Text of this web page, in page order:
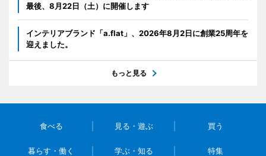
最後、8月22日（土）に開催します
インテリアブランド「a.flat」、2026年8月2日に創業25周年を
迎えました。
もっと見る
食べる 見る・遊ぶ 買う
暮らす・働く 学ぶ・知る 特集